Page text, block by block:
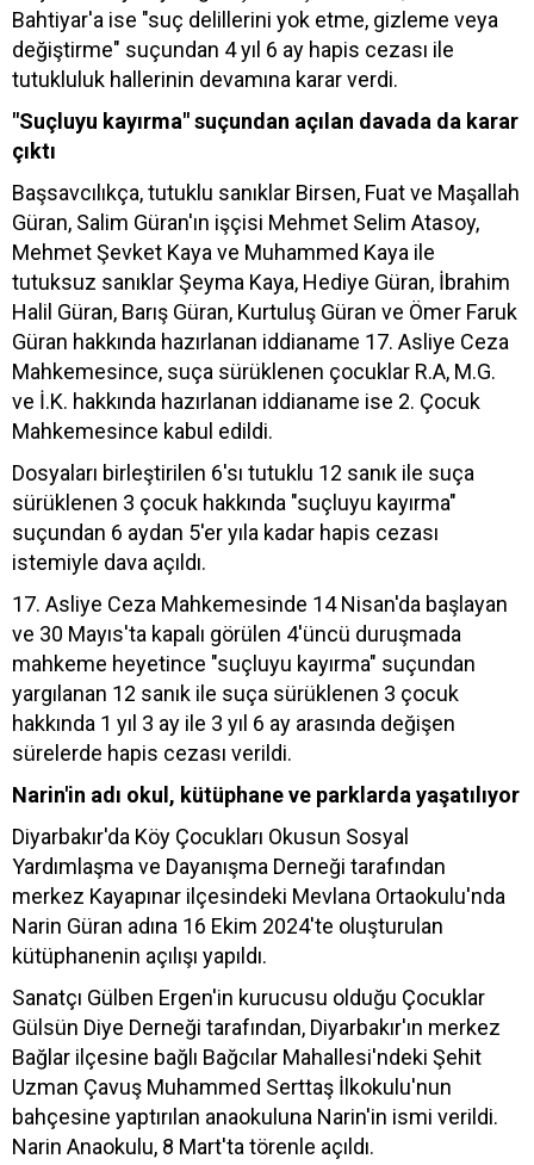
Bahtiyar'a ise "suç delillerini yok etme, gizleme veya
değiştirme" suçundan 4 yıl 6 ay hapis cezası ile
tutukluluk hallerinin devamına karar verdi.
"Suçluyu kayırma" suçundan açılan davada da karar
çıktı
Başsavcılıkça, tutuklu sanıklar Birsen, Fuat ve Maşallah
Güran, Salim Güran'ın işçisi Mehmet Selim Atasoy,
Mehmet Şevket Kaya ve Muhammed Kaya ile
tutuksuz sanıklar Şeyma Kaya, Hediye Güran, İbrahim
Halil Güran, Barış Güran, Kurtuluş Güran ve Ömer Faruk
Güran hakkında hazırlanan iddianame 17. Asliye Ceza
Mahkemesince, suça sürüklenen çocuklar R.A, M.G.
ve İ.K. hakkında hazırlanan iddianame ise 2. Çocuk
Mahkemesince kabul edildi.
Dosyaları birleştirilen 6'sı tutuklu 12 sanık ile suça
sürüklenen 3 çocuk hakkında "suçluyu kayırma"
suçundan 6 aydan 5'er yıla kadar hapis cezası
istemiyle dava açıldı.
17. Asliye Ceza Mahkemesinde 14 Nisan'da başlayan
ve 30 Mayıs'ta kapalı görülen 4'üncü duruşmada
mahkeme heyetince "suçluyu kayırma" suçundan
yargılanan 12 sanık ile suça sürüklenen 3 çocuk
hakkında 1 yıl 3 ay ile 3 yıl 6 ay arasında değişen
sürelerde hapis cezası verildi.
Narin'in adı okul, kütüphane ve parklarda yaşatılıyor
Diyarbakır'da Köy Çocukları Okusun Sosyal
Yardımlaşma ve Dayanışma Derneği tarafından
merkez Kayapınar ilçesindeki Mevlana Ortaokulu'nda
Narin Güran adına 16 Ekim 2024'te oluşturulan
kütüphanenin açılışı yapıldı.
Sanatçı Gülben Ergen'in kurucusu olduğu Çocuklar
Gülsün Diye Derneği tarafından, Diyarbakır'ın merkez
Bağlar ilçesine bağlı Bağcılar Mahallesi'ndeki Şehit
Uzman Çavuş Muhammed Serttaş İlkokulu'nun
bahçesine yaptırılan anaokuluna Narin'in ismi verildi.
Narin Anaokulu, 8 Mart'ta törenle açıldı.